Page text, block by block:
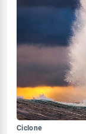
Ciclone